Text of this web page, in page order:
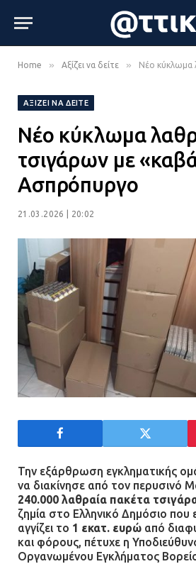
Home » Αξίζει να δείτε » Νέο κύκλωμα λαθραίων
ΑΞΊΖΕΙ ΝΑ ΔΕΊΤΕ
Νέο κύκλωμα
τσιγάρων με
Ασπρόπυργο
21.03.2026 | 20:02
Την εξάρθρωση εγκληματικής
να διακίνησε από τον περυσινό
240.000 λαθραία πακέτα
ζημία στο Ελληνικό Δημόσιο που
αγγίζει το 1 εκατ. ευρώ από
και φόρους, πέτυχε η
Οργανωμένου Εγκλήματος